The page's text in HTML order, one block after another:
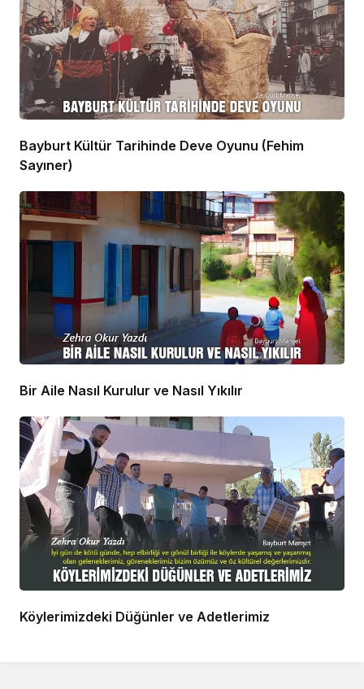
Bayburt Kültür Tarihinde Deve Oyunu (Fehim
Sayıner)
Bir Aile Nasıl Kurulur ve Nasıl Yıkılır
Köylerimizdeki Düğünler ve Adetlerimiz